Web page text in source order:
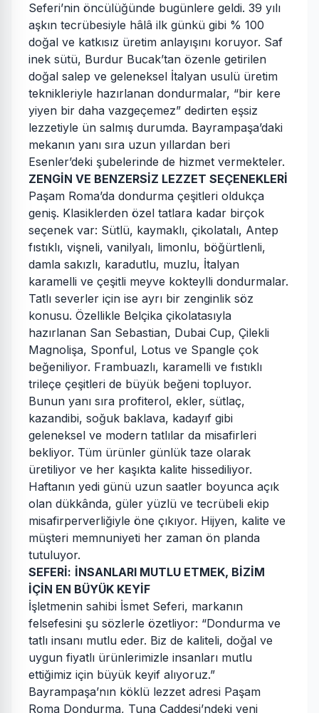
Seferi’nin öncülüğünde bugünlere geldi. 39 yılı
aşkın tecrübesiyle hâlâ ilk günkü gibi % 100
doğal ve katkısız üretim anlayışını koruyor. Saf
inek sütü, Burdur Bucak’tan özenle getirilen
doğal salep ve geleneksel İtalyan usulü üretim
teknikleriyle hazırlanan dondurmalar, “bir kere
yiyen bir daha vazgeçemez” dedirten eşsiz
lezzetiyle ün salmış durumda. Bayrampaşa’daki
mekanın yanı sıra uzun yıllardan beri
Esenler’deki şubelerinde de hizmet vermekteler.
ZENGİN VE BENZERSİZ LEZZET SEÇENEKLERİ
Paşam Roma’da dondurma çeşitleri oldukça
geniş. Klasiklerden özel tatlara kadar birçok
seçenek var: Sütlü, kaymaklı, çikolatalı, Antep
fıstıklı, vişneli, vanilyalı, limonlu, böğürtlenli,
damla sakızlı, karadutlu, muzlu, İtalyan
karamelli ve çeşitli meyve kokteylli dondurmalar.
Tatlı severler için ise ayrı bir zenginlik söz
konusu. Özellikle Belçika çikolatasıyla
hazırlanan San Sebastian, Dubai Cup, Çilekli
Magnolişa, Sponful, Lotus ve Spangle çok
beğeniliyor. Frambuazlı, karamelli ve fıstıklı
trileçe çeşitleri de büyük beğeni topluyor.
Bunun yanı sıra profiterol, ekler, sütlaç,
kazandibi, soğuk baklava, kadayıf gibi
geleneksel ve modern tatlılar da misafirleri
bekliyor. Tüm ürünler günlük taze olarak
üretiliyor ve her kaşıkta kalite hissediliyor.
Haftanın yedi günü uzun saatler boyunca açık
olan dükkânda, güler yüzlü ve tecrübeli ekip
misafirperverliğiyle öne çıkıyor. Hijyen, kalite ve
müşteri memnuniyeti her zaman ön planda
tutuluyor.
SEFERİ: İNSANLARI MUTLU ETMEK, BİZİM
İÇİN EN BÜYÜK KEYİF
İşletmenin sahibi İsmet Seferi, markanın
felsefesini şu sözlerle özetliyor: “Dondurma ve
tatlı insanı mutlu eder. Biz de kaliteli, doğal ve
uygun fiyatlı ürünlerimizle insanları mutlu
ettiğimiz için büyük keyif alıyoruz.”
Bayrampaşa’nın köklü lezzet adresi Paşam
Roma Dondurma, Tuna Caddesi’ndeki yeni